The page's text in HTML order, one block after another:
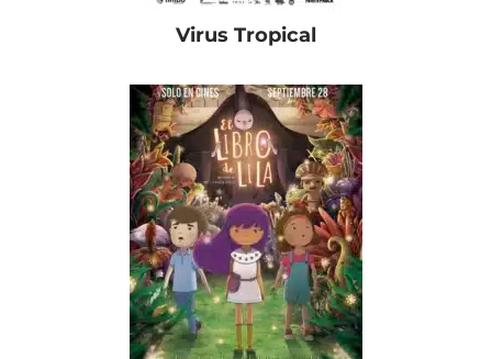
Virus Tropical